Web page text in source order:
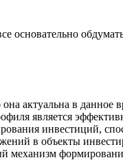
основательно
актуальна в данное
является
инвестиций,
в объекты